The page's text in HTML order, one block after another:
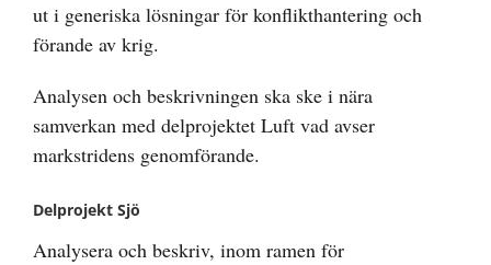
ut i generiska lösningar för konflikthantering och
förande av krig.
Analysen och beskrivningen ska ske i nära
samverkan med delprojektet Luft vad avser
markstridens genomförande.
Delprojekt Sjö
Analysera och beskriv, inom ramen för